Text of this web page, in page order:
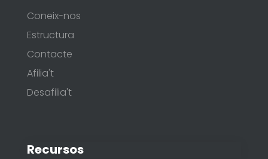
Coneix-nos
Estructura
Contacte
Afilia't
Desafilia't
Recursos